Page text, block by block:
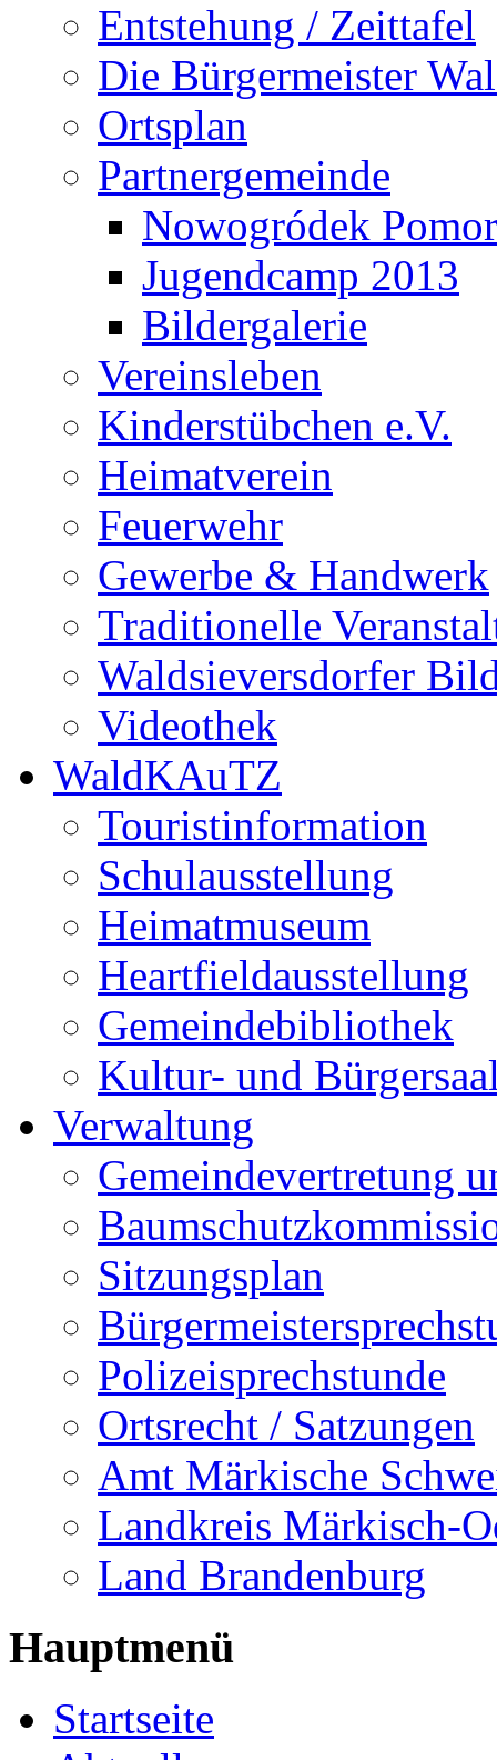
Entstehung / Zeittafel
Die Bürgermeister
Ortsplan
Partnergemeinde
Nowogródek
Jugendcamp 2013
Bildergalerie
Vereinsleben
Kinderstübchen e.V.
Heimatverein
Feuerwehr
Gewerbe & Handwerk
Traditionelle
Waldsieversdorfer
Videothek
WaldKAuTZ
Touristinformation
Schulausstellung
Heimatmuseum
Heartfieldausstellung
Gemeindebibliothek
Kultur- und
Verwaltung
Gemeindevertretung
Sitzungsplan
Polizeisprechstunde
Ortsrecht / Satzungen
Amt Märkische
Landkreis Märkisch-
Land Brandenburg
Hauptmenü
Startseite